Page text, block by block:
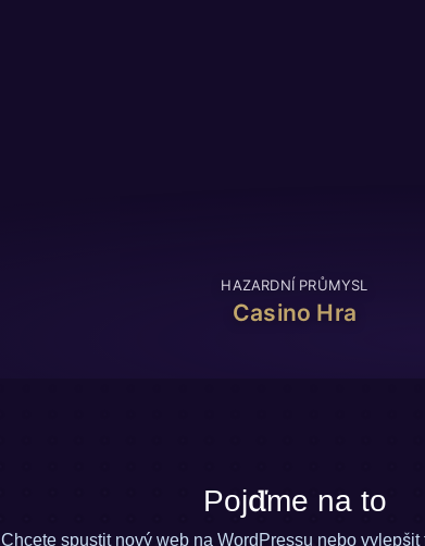
HAZARDNÍ PRŮMYSL
Casino Hra
Pojďme na to
Chcete spustit nový web na WordPressu nebo